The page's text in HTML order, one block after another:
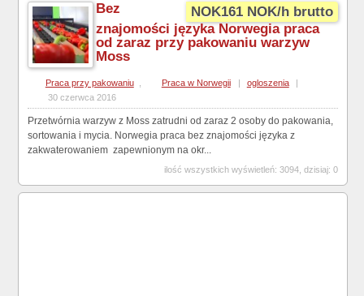
NOK161 NOK/h brutto
Bez
znajomości języka Norwegia praca
od zaraz przy pakowaniu warzyw
Moss
Praca przy pakowaniu Praca w Norwegii | ogloszenia
|
30 czerwca 2016
Przetwórnia warzyw z Moss zatrudni od zaraz 2 osoby do pakowania,
sortowania i mycia. Norwegia praca bez znajomości języka z
zakwaterowaniem zapewnionym na okr...
ilość wszystkich wyświetleń: 3094, dzisiaj: 0